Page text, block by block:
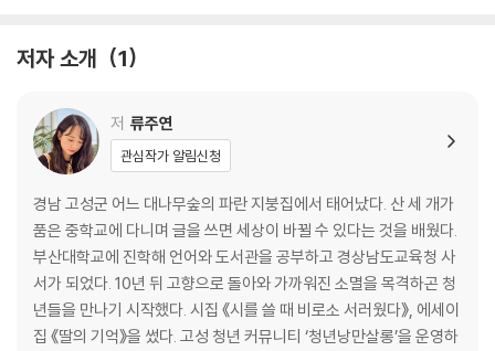
당했다 / 떠나는 사람과 남는 사람
3장 하필 낭만을 선택한 우리에게
지금이 미래에게 / 별들의 발견 / 과거가 지금에게 / 여기에서 당신에게 /
사적이면서도 공적인 사정 / 낭만은 소생되었나
저자 소개 1
저 류주연
관심작가 알림신청
경남 고성군 어느 대나무숲의 파란 지붕집에서 태어났다. 산 세 개가
품은 중학교에 다니며 글을 쓰면 세상이 바뀔 수 있다는 것을 배웠다.
부산대학교에 진학해 언어와 도서관을 공부하고 경상남도교육청 사
서가 되었다. 10년 뒤 고향으로 돌아와 가까워진 소멸을 목격하곤 청
년들을 만나기 시작했다. 시집 《시를 쓸 때 비로소 서러웠다》, 에세이
집 《딸의 기억》을 썼다. 고성 청년 커뮤니티 ‘청년낭만살롱’을 운영하